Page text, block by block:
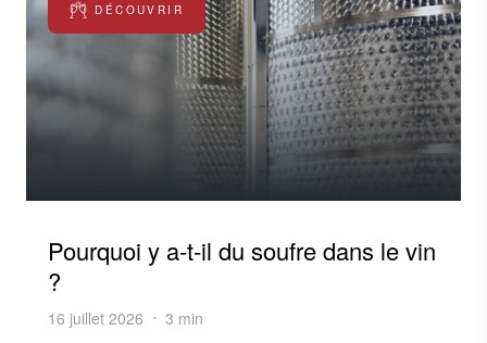
DÉCOUVRIR
Pourquoi y a-t-il du soufre dans le vin
?
16 juillet 2026
3 min